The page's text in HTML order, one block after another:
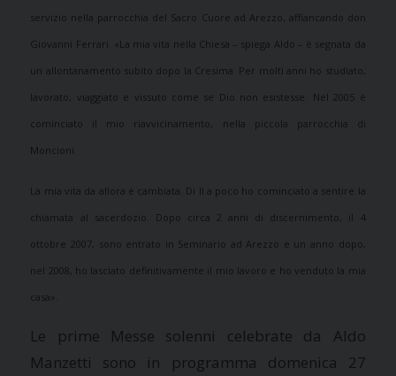
servizio nella parrocchia del Sacro Cuore ad Arezzo, affiancando don
Giovanni Ferrari. «La mia vita nella Chiesa – spiega Aldo – è segnata da
un allontanamento subito dopo la Cresima. Per molti anni ho studiato,
lavorato, viaggiato e vissuto come se Dio non esistesse. Nel 2005 è
cominciato il mio riavvicinamento, nella piccola parrocchia di
Moncioni.
La mia vita da allora è cambiata. Di lì a poco ho cominciato a sentire la
chiamata al sacerdozio. Dopo circa 2 anni di discernimento, il 4
ottobre 2007, sono entrato in Seminario ad Arezzo e un anno dopo,
nel 2008, ho lasciato definitivamente il mio lavoro e ho venduto la mia
casa».
Le prime Messe solenni celebrate da Aldo
Manzetti sono in programma domenica 27